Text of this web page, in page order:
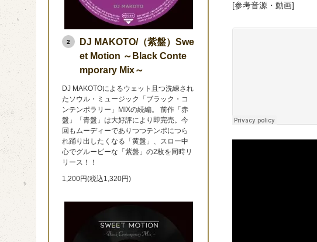
[参考音源・動画]
2
DJ MAKOTO/（紫盤）Swe
et Motion ～Black Conte
mporary Mix～
DJ MAKOTOによるウェット且つ洗練され
たソウル・ミュージック「ブラック・コ
ンテンポラリー」MIXの続編。 前作「赤
盤」「青盤」は大好評により即完売。今
回もムーディーでありつつテンポにつら
れ踊り出したくなる「黄盤」、スロー中
心でグルービーな「紫盤」の2枚を同時リ
リース！！
1,200円(税込1,320円)